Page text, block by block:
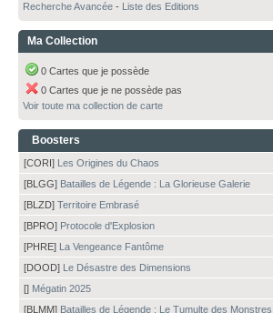
Recherche Avancée - Liste des Editions
Ma Collection
0 Cartes que je possède
0 Cartes que je ne possède pas
Voir toute ma collection de carte
Boosters
[CORI] Les Origines du Chaos
[BLGG] Batailles de Légende : La Glorieuse Galerie
[BLZD] Territoire Embrasé
[BPRO] Protocole d'Explosion
[PHRE] La Vengeance Fantôme
[DOOD] Le Désastre des Dimensions
[] Mégatin 2025
[BLMM] Batailles de Légende : Le Tumulte des Monstres